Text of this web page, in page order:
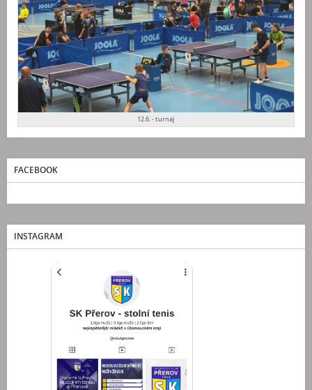
12.6. - turnaj
FACEBOOK
INSTAGRAM